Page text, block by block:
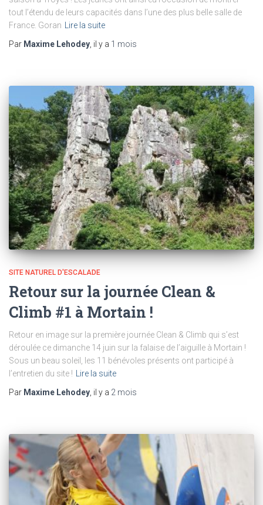
tout l’étendu de leurs capacités dans l’une des plus belle salle de
France. Goran Lire la suite
Par Maxime Lehodey, il y a 1 mois
SITE NATUREL D'ESCALADE
Retour sur la journée Clean &
Climb #1 à Mortain !
Retour en image sur la première journée Clean & Climb qui s’est
déroulée ce dimanche 14 juin sur la falaise de l’aiguille à Mortain !
Sous un beau soleil, les 11 bénévoles présents ont participé à
l’entretien du site !
Lire la suite
Par Maxime Lehodey , il y a 2 mois